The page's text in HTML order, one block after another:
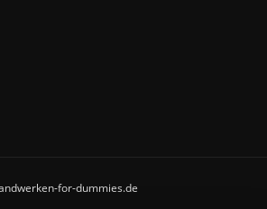
for-dummies.de